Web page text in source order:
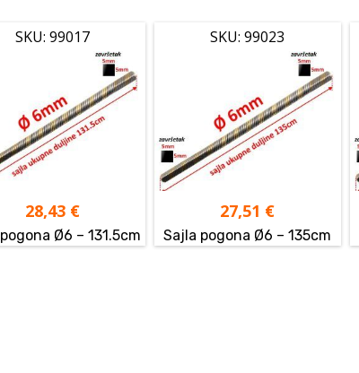
SKU: 99017
28,43 €
Ø6 – 131.5cm
SKU: 99023
27,51 €
Sajla pogona Ø6 – 135cm